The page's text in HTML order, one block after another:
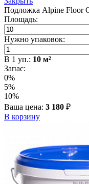
Подложка Alpine Floor
Площадь:
Нужно упаковок:
В 1 уп.: 10 м²
Запас:
0%
5%
10%
Ваша цена: 3 180 ₽
В корзину